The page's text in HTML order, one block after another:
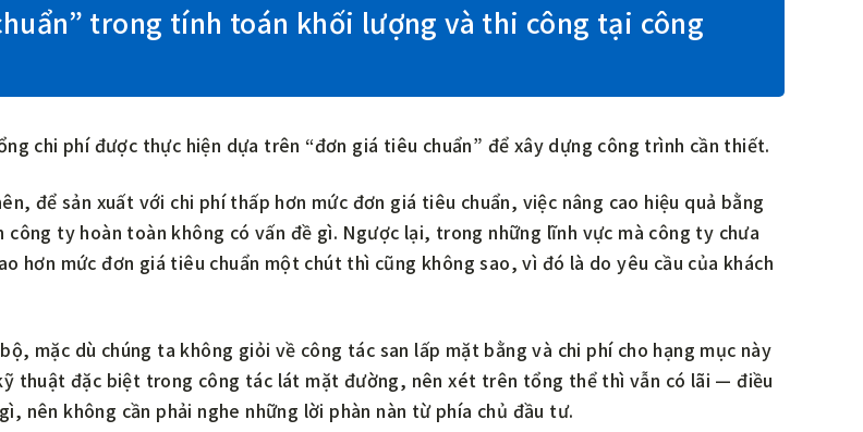
trong tính toán khối lượng và thi công tại công
chi phí được thực hiện dựa trên “đơn giá tiêu chuẩn” để xây dựng công trình cần thiết.
để sản xuất với chi phí thấp hơn mức đơn giá tiêu chuẩn, việc nâng cao hiệu quả bằng
công ty hoàn toàn không có vấn đề gì. Ngược lại, trong những lĩnh vực mà công ty chưa
hơn mức đơn giá tiêu chuẩn một chút thì cũng không sao, vì đó là do yêu cầu của khách
mặc dù chúng ta không giỏi về công tác san lấp mặt bằng và chi phí cho hạng mục này
thuật đặc biệt trong công tác lát mặt đường, nên xét trên tổng thể thì vẫn có lãi — điều
nên không cần phải nghe những lời phàn nàn từ phía chủ đầu tư.